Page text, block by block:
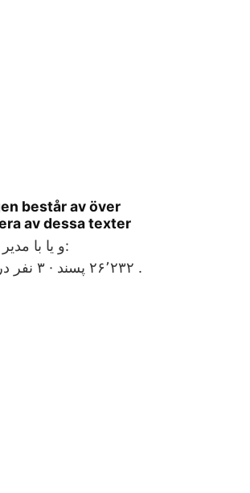
består av över
av dessa texter
و یا با